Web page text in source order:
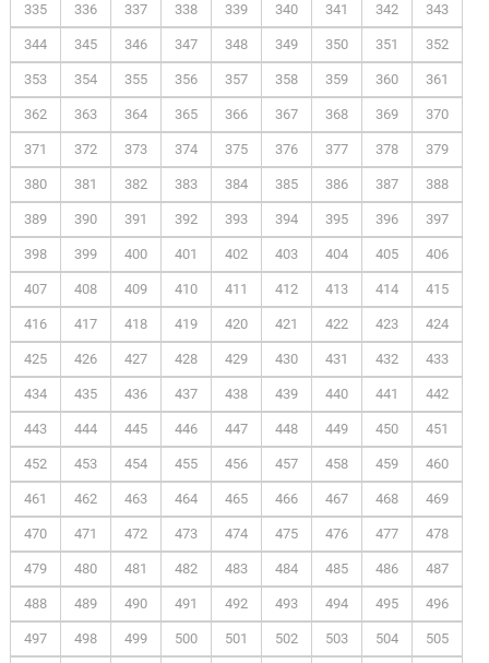
335 336 337 338 339 340 341 342 343
344 345 346 347 348 349 350 351 352
353 354 355 356 357 358 359 360 361
362 363 364 365 366 367 368 369 370
371 372 373 374 375 376 377 378 379
380 381 382 383 384 385 386 387 388
389 390 391 392 393 394 395 396 397
398 399 400 401 402 403 404 405 406
407 408 409 410 411 412 413 414 415
416 417 418 419 420 421 422 423 424
425 426 427 428 429 430 431 432 433
434 435 436 437 438 439 440 441 442
443 444 445 446 447 448 449 450 451
452 453 454 455 456 457 458 459 460
461 462 463 464 465 466 467 468 469
470 471 472 473 474 475 476 477 478
479 480 481 482 483 484 485 486 487
488 489 490 491 492 493 494 495 496
497 498 499 500 501 502 503 504 505